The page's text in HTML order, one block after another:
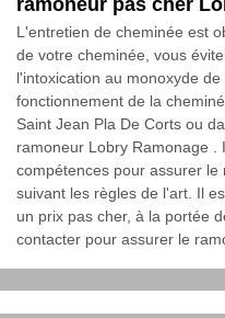
L'entretien de cheminée est
de votre cheminée, vous
l'intoxication au monoxyde
fonctionnement de la
Saint Jean Pla De Corts ou
ramoneur Lobry Ramonage .
compétences pour assurer
suivant les règles de l'art. Il
un prix pas cher, à la portée
contacter pour assurer le